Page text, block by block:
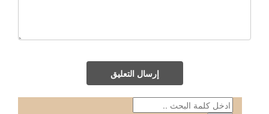
إرسال التعليق